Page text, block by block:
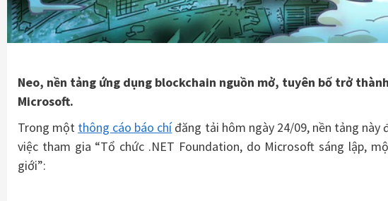
Neo, nền tảng ứng dụng blockchain nguồn mở, tuyên bố trở
Microsoft.
Trong một thông cáo báo chíđăng tải hôm ngày 24/09, nền tảng này
việc tham gia “Tổ chức .NET Foundation, do Microsoft sáng lập,
giới”: